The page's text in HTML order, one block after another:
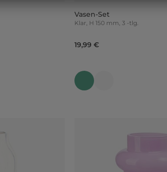
Vasen-Set
Klar, H 150 mm, 3 -tlg.
19,99 €